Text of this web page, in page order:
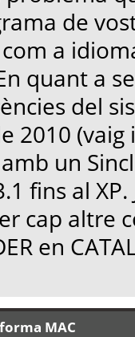
de
a
quant a
del
2010
un
fins al
cap altre
en
MAC